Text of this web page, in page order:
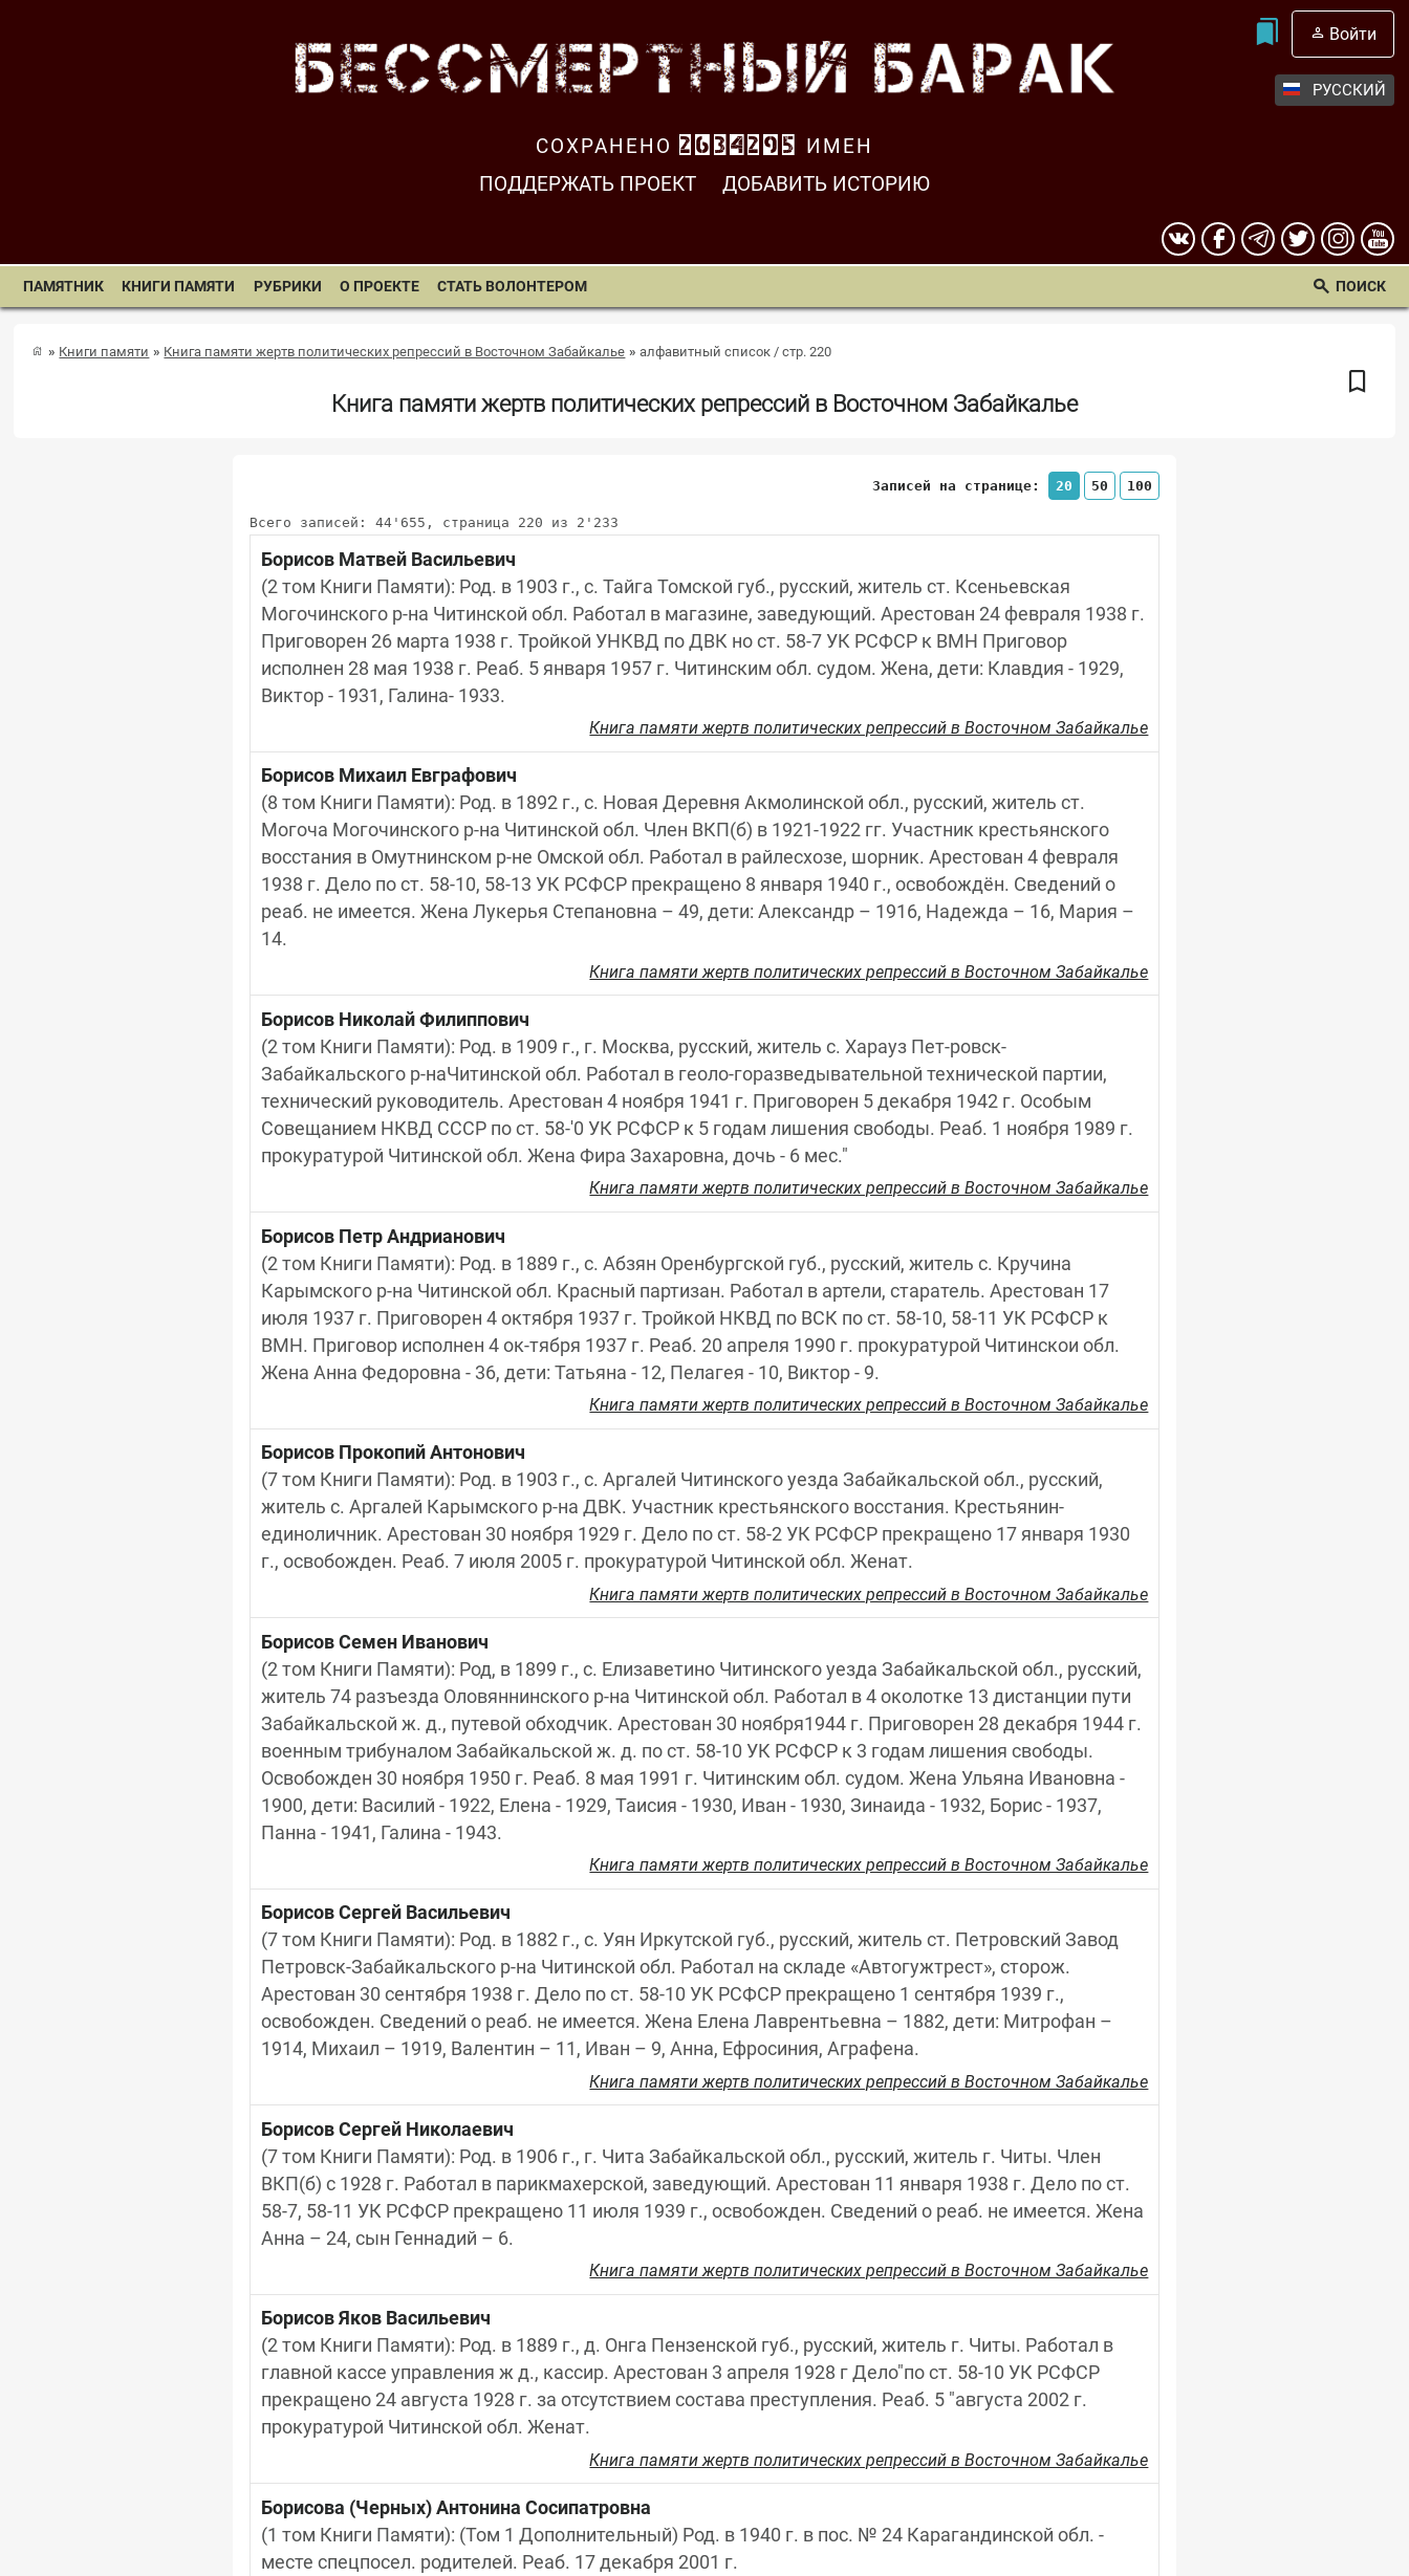
Войти
РУССКИЙ
СОХРАНЕНО 2634296
ИМЕН
ПОДДЕРЖАТЬ ПРОЕКТ
ДОБАВИТЬ ИСТОРИЮ
ПАМЯТНИК КНИГИ ПАМЯТИ РУБРИКИ О ПРОЕКТЕ СТАТЬ ВОЛОНТЕРОМ ПОИСК
Книги памяти Книга памяти жертв политических репрессий в Восточном Забайкалье алфавитный список / стр. 220
Книга памяти жертв политических репрессий в Восточном Забайкалье
Записей на странице: 20 50 100
Всего записей: 44'655, страница 220 из 2'233
Борисов Матвей Васильевич
(2 том Книги Памяти): Род. в 1903 г., с. Тайга Томской губ., русский, житель ст. Ксеньевская
Могочинского р-на Читинской обл. Работал в магазине, заведующий. Арестован 24 февраля 1938 г.
Приговорен 26 марта 1938 г. Тройкой УНКВД по ДВК но ст. 58-7 УК РСФСР к ВМН Приговор
исполнен 28 мая 1938 г. Реаб. 5 января 1957 г. Читинским обл. судом. Жена, дети: Клавдия - 1929,
Виктор - 1931, Галина- 1933.
Книга памяти жертв политических репрессий в Восточном Забайкалье
Борисов Михаил Евграфович
(8 том Книги Памяти): Род. в 1892 г., с. Новая Деревня Акмолинской обл., русский, житель ст.
Могоча Могочинского р-на Читинской обл. Член ВКП(б) в 1921-1922 гг. Участник крестьянского
восстания в Омутнинском р-не Омской обл. Работал в райлесхозе, шорник. Арестован 4 февраля
1938 г. Дело по ст. 58-10, 58-13 УК РСФСР прекращено 8 января 1940 г., освобождён. Сведений о
реаб. не имеется. Жена Лукерья Степановна – 49, дети: Александр – 1916, Надежда – 16, Мария –
14.
Книга памяти жертв политических репрессий в Восточном Забайкалье
Борисов Николай Филиппович
(2 том Книги Памяти): Род. в 1909 г., г. Москва, русский, житель с. Харауз Пет-ровск-
Забайкальского р-наЧитинской обл. Работал в геоло-горазведывательной технической партии,
технический руководитель. Арестован 4 ноября 1941 г. Приговорен 5 декабря 1942 г. Особым
Совещанием НКВД СССР по ст. 58-'0 УК РСФСР к 5 годам лишения свободы. Реаб. 1 ноября 1989 г.
прокуратурой Читинской обл. Жена Фира Захаровна, дочь - 6 мес."
Книга памяти жертв политических репрессий в Восточном Забайкалье
Борисов Петр Андрианович
(2 том Книги Памяти): Род. в 1889 г., с. Абзян Оренбургской губ., русский, житель с. Кручина
Карымского р-на Читинской обл. Красный партизан. Работал в артели, старатель. Арестован 17
июля 1937 г. Приговорен 4 октября 1937 г. Тройкой НКВД по ВСК по ст. 58-10, 58-11 УК РСФСР к
ВМН. Приговор исполнен 4 ок-тября 1937 г. Реаб. 20 апреля 1990 г. прокуратурой Читинскои обл.
Жена Анна Федоровна - 36, дети: Татьяна - 12, Пелагея - 10, Виктор - 9.
Книга памяти жертв политических репрессий в Восточном Забайкалье
Борисов Прокопий Антонович
(7 том Книги Памяти): Род. в 1903 г., с. Аргалей Читинского уезда Забайкальской обл., русский,
житель с. Аргалей Карымского р-на ДВК. Участник крестьянского восстания. Крестьянин-
единоличник. Арестован 30 ноября 1929 г. Дело по ст. 58-2 УК РСФСР прекращено 17 января 1930
г., освобожден. Реаб. 7 июля 2005 г. прокуратурой Читинской обл. Женат.
Книга памяти жертв политических репрессий в Восточном Забайкалье
Борисов Семен Иванович
(2 том Книги Памяти): Род, в 1899 г., с. Елизаветино Читинского уезда Забайкальской обл., русский,
житель 74 разъезда Оловяннинского р-на Читинской обл. Работал в 4 околотке 13 дистанции пути
Забайкальской ж. д., путевой обходчик. Арестован 30 ноября1944 г. Приговорен 28 декабря 1944 г.
военным трибуналом Забайкальской ж. д. по ст. 58-10 УК РСФСР к 3 годам лишения свободы.
Освобожден 30 ноября 1950 г. Реаб. 8 мая 1991 г. Читинским обл. судом. Жена Ульяна Ивановна -
1900, дети: Василий - 1922, Елена - 1929, Таисия - 1930, Иван - 1930, Зинаида - 1932, Борис - 1937,
Панна - 1941, Галина - 1943.
Книга памяти жертв политических репрессий в Восточном Забайкалье
Борисов Сергей Васильевич
(7 том Книги Памяти): Род. в 1882 г., с. Уян Иркутской губ., русский, житель ст. Петровский Завод
Петровск-Забайкальского р-на Читинской обл. Работал на складе «Автогужтрест», сторож.
Арестован 30 сентября 1938 г. Дело по ст. 58-10 УК РСФСР прекращено 1 сентября 1939 г.,
освобожден. Сведений о реаб. не имеется. Жена Елена Лаврентьевна – 1882, дети: Митрофан –
1914, Михаил – 1919, Валентин – 11, Иван – 9, Анна, Ефросиния, Аграфена.
Книга памяти жертв политических репрессий в Восточном Забайкалье
Борисов Сергей Николаевич
(7 том Книги Памяти): Род. в 1906 г., г. Чита Забайкальской обл., русский, житель г. Читы. Член
ВКП(б) с 1928 г. Работал в парикмахерской, заведующий. Арестован 11 января 1938 г. Дело по ст.
58-7, 58-11 УК РСФСР прекращено 11 июля 1939 г., освобожден. Сведений о реаб. не имеется. Жена
Анна – 24, сын Геннадий – 6.
Книга памяти жертв политических репрессий в Восточном Забайкалье
Борисов Яков Васильевич
(2 том Книги Памяти): Род. в 1889 г., д. Онга Пензенской губ., русский, житель г. Читы. Работал в
главной кассе управления ж д., кассир. Арестован 3 апреля 1928 г Дело"по ст. 58-10 УК РСФСР
прекращено 24 августа 1928 г. за отсутствием состава преступления. Реаб. 5 "августа 2002 г.
прокуратурой Читинской обл. Женат.
Книга памяти жертв политических репрессий в Восточном Забайкалье
Борисова (Черных) Антонина Сосипатровна
(1 том Книги Памяти): (Том 1 Дополнительный) Род. в 1940 г. в пос. № 24 Карагандинской обл. -
месте спецпосел. родителей. Реаб. 17 декабря 2001 г.